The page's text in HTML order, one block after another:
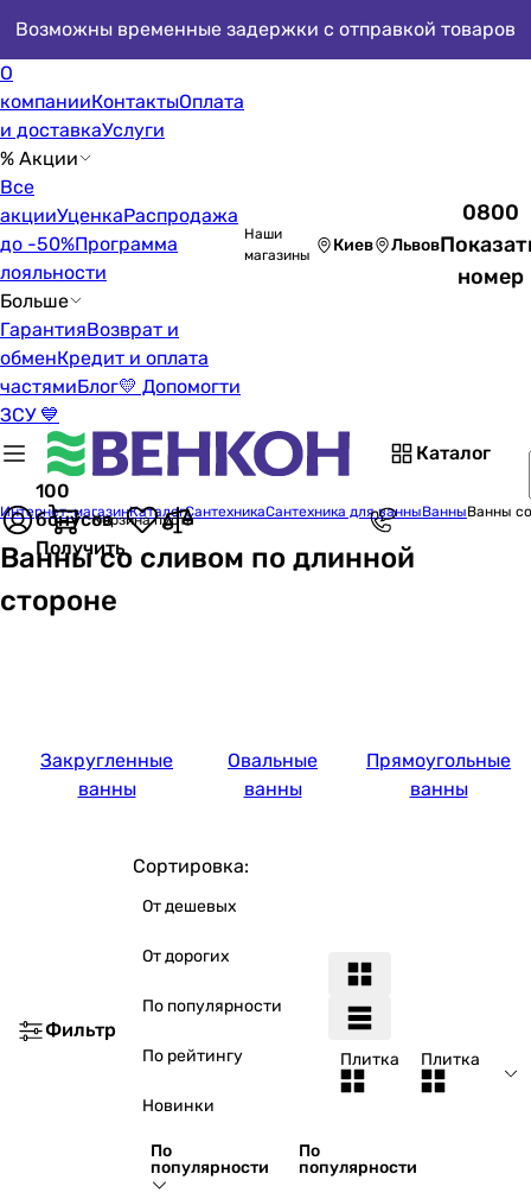
Возможны временные задержки с отправкой товаров
О
компанииКонтактыОплата
и доставкаУслуги
% Акции
Все
акцииУценкаРаспродажа
до -50%Программа
лояльности
Больше
ГарантияВозврат и
обменКредит и оплата
частямиБлог💛 Допомогти
ЗСУ 💙
Наши
магазины
Киев Львов
0800
номер
Каталог
100
бонусов
Получить
Корзина пуста
Интернет-магазинКаталогСантехникаСантехника для ванныВанныВанны
Ванны со сливом по длинной
стороне
Закругленные
ванны
Овальные
ванны
Прямоугольные
ванны
Фильтр
Сортировка:
От дешевых
От дорогих
По популярности
По рейтингу
Новинки
По
популярности
По
популярности
Плитка Плитка